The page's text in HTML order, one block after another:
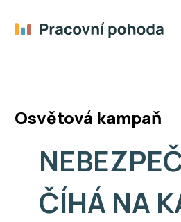
Metoda dotazování
Osvětová kampaň
ČÍHÁ NA